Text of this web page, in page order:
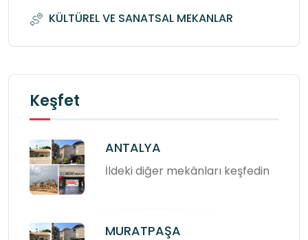
KÜLTÜREL VE SANATSAL MEKANLAR
Keşfet
ANTALYA
İldeki diğer mekânları keşfedin
MURATPAŞA